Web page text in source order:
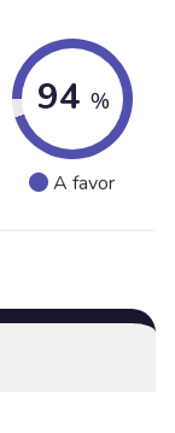
94 %
A favor